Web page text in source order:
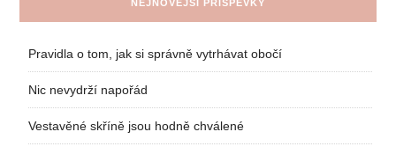
NEJNOVĚJŠÍ PŘÍSPĚVKY
Pravidla o tom, jak si správně vytrhávat obočí
Nic nevydrží napořád
Vestavěné skříně jsou hodně chválené